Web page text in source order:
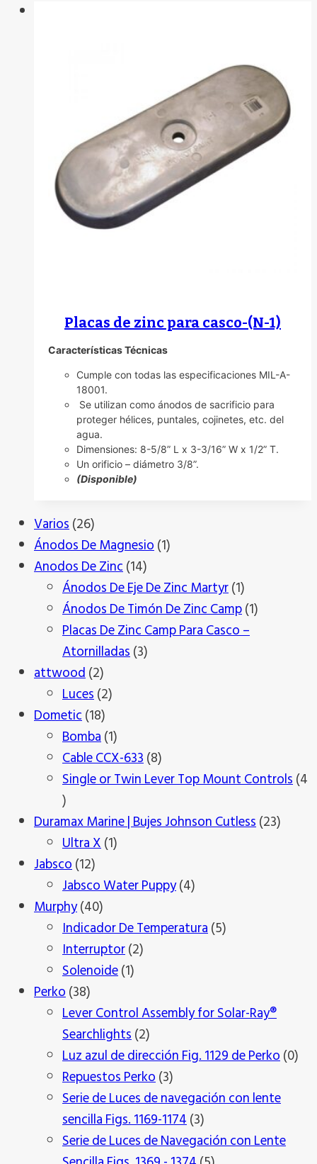
Placas de zinc para casco-(N-1)
Características Técnicas
Cumple con todas las especificaciones MIL-A-
18001.
Se utilizan como ánodos de sacrificio para
proteger hélices, puntales, cojinetes, etc. del
agua.
Dimensiones: 8-5/8” L x 3-3/16” W x 1/2” T.
Un orificio – diámetro 3/8”.
(Disponible)
Varios 2626
productos
Ánodos De Magnesio 11
Anodos De Zinc 1414
productos
Ánodos De Eje De Zinc Martyr 11
producto
Ánodos De Timón De Zinc Camp 11
Placas De Zinc Camp Para Casco –
Atornilladas 33
attwood 22
productos
Luces 22
Dometic 1818
productos
Bomba 11
producto
Cable CCX-633 88
productos
Single or Twin Lever Top Mount Controls 4
4
productos
Duramax Marine | Bujes Johnson Cutless 2323
Ultra X 11
Jabsco 1212
productos
Jabsco Water Puppy 44
Murphy 4040
productos
Indicador De Temperatura 55
Interruptor 22
Solenoide 11
Perko 3838
productos
Lever Control Assembly for Solar-Ray®
Searchlights 22
productos
Luz azul de dirección Fig. 1129 de Perko 00
Repuestos Perko 33
productos
Serie de Luces de navegación con lente
sencilla Figs. 1169-1174 33
productos
Serie de Luces de Navegación con Lente